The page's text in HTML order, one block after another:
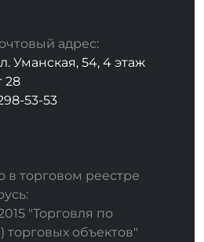
адрес:
Уманская, 54, 4 этаж
28
53-53
в торговом реестре
"Торговля по
торговых объектов"